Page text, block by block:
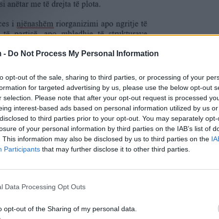
- Do Not Process My Personal Information
opt-out of the sale, sharing to third parties, or processing of your
for targeted advertising by us, please use the below opt-out
selection. Please note that after your opt-out request is processed
interest-based ads based on personal information utilized by us
to third parties prior to your opt-out. You may separately
of your personal information by third parties on the IAB’s list of
This information may also be disclosed by us to third parties on the
Participants that may further disclose it to other third parties.
Data Processing Opt Outs
opt-out of the Sharing of my personal data.
e një grupi të përbashkët pune që do të
e një procesi ndërgjegjësimi mes demokratëve, i
dhe dhe pritet të finalizohet deri në orët e
saj duke kushtëzuar mbështetjen e platformës
Berishës ashtu edhe të Bashës.
Xhaferaj ka kërkuar që në zgjedhjet për kreun
për dy mandate me radhë.